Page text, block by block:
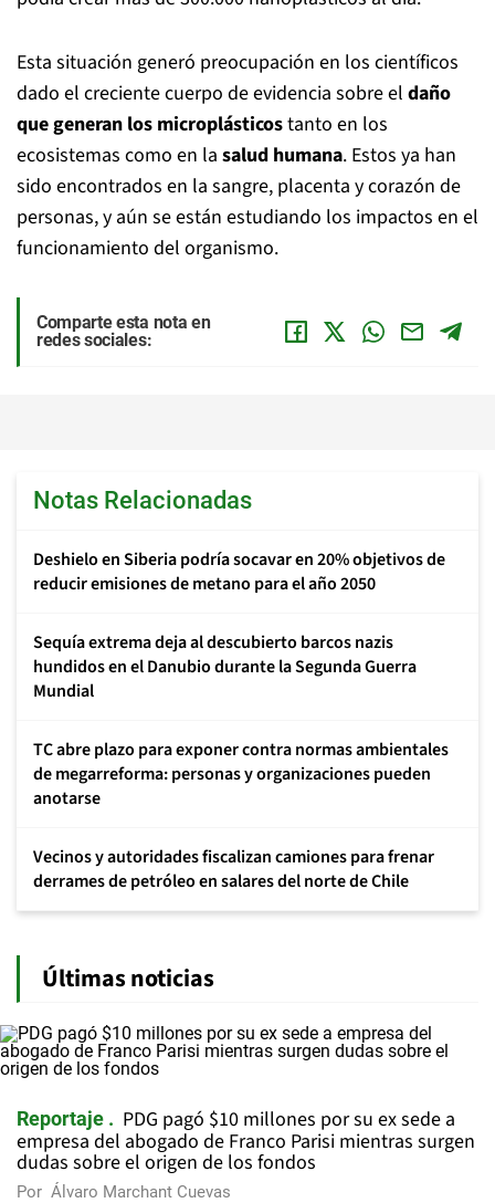
Esta situación generó preocupación en los científicos
dado el creciente cuerpo de evidencia sobre el daño
que generan los microplásticostanto en los
ecosistemas como en la salud humana. Estos ya han
sido encontrados en la sangre, placenta y corazón de
personas, y aún se están estudiando los impactos en el
funcionamiento del organismo.
Comparte esta nota en
redes sociales:
Notas Relacionadas
Deshielo en Siberia podría socavar en 20% objetivos de
reducir emisiones de metano para el año 2050
Sequía extrema deja al descubierto barcos nazis
hundidos en el Danubio durante la Segunda Guerra
Mundial
TC abre plazo para exponer contra normas ambientales
de megarreforma: personas y organizaciones pueden
anotarse
Vecinos y autoridades fiscalizan camiones para frenar
derrames de petróleo en salares del norte de Chile
Últimas noticias
Reportaje
PDG pagó $10 millones por su ex sede a
empresa del abogado de Franco Parisi mientras surgen
dudas sobre el origen de los fondos
Por Álvaro Marchant Cuevas